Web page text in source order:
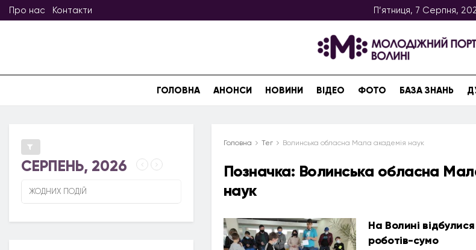
Про нас Контакти П’ятниця, 7 Серпня,
ГОЛОВНА АНОНСИ НОВИНИ ВІДЕО ФОТО БАЗА ЗНАНЬ
Головна Тег Волинська обласна Мала академія наук
Позначка: Волинська обласна
наук
На Волині
роботів-сумо
СЕРПЕНЬ, 2026
ЖОДНИХ ПОДІЙ